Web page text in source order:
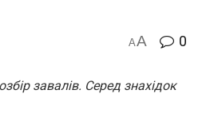
AA 0
завалів. Серед знахідок